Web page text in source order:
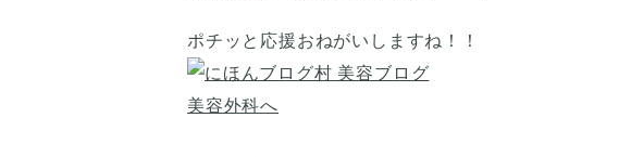
ポチッと応援おねがいしますね！！